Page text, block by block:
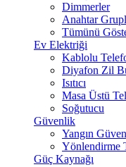
Dimmerler
Anahtar
Tümünü
Ev Elektriği
Kablolu
Diyafon Zil
Isıtıcı
Masa Üstü
Soğutucu
Güvenlik
Yangın
Yönlendirme
Güç Kaynağı